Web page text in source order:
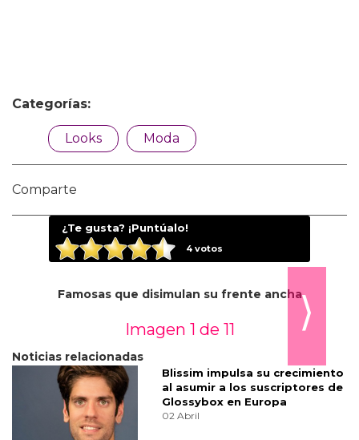
Categorías:
Comparte
¿Te gusta? ¡Puntúalo!
Famosas que disimulan su frente ancha